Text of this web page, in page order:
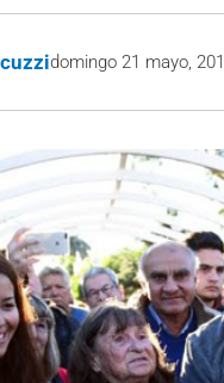
domingo 21 mayo,